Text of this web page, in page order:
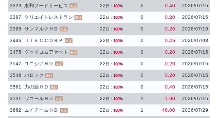
3329 東和フードサービス 東証 22 日： 100% 0 0.40 2026/07/15
3387 クリエイトレストラン 東証 22 日： 100% 0 0.20 2026/07/15
3395 サンマルクＨＤ 東証 22 日： 100% 0 0.20 2026/07/15
3446 ＪＴＥＣＣＯＲＰ 東証 22 日： 100% 0 0.45 2026/07/08
3475 グッドコムアセット 東証 22 日： 100% 0 0.20 2026/07/15
3547 ユニシアＨＤ 東証 22 日： 100% 0 0.20 2026/07/15
3548 バロック 東証 22 日： 100% 0 0.20 2026/07/15
3561 力の源ＨＤ 東証 22 日： 100% 0 0.40 2026/07/15
3591 ワコールＨＤ 東証 22 日： 100% 1 1.00 2026/07/15
3662 エイチームＨＤ 東証 22 日： 100% 1 48.00 2026/07/29